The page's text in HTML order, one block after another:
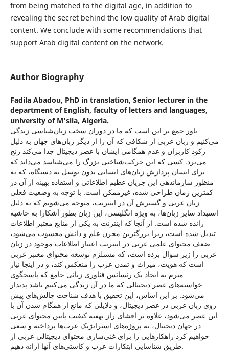
from being matched to the digital age, in addition to
revealing the secret behind the low quality of Arab digital
content. We conclude with some recommendations that
support Arab digital content on the network.
Author Biography
Fadila Abadou, PhD in translation, Senior lecturer in the
department of English, faculty of letters and languages,
university of M’sila, Algeria.
باور جمع بر این است که ما در دوران سخت زبان‌شناسی زندگی
می‌کنیم و زبان عربی از شکافی که آن را از دیگر زبان‌های جهان به دلیل
رکود کاربران و عدم همگامی ایشان با عصر دیجیتال جدا می‌کند رنج
می‌برد. کسی که این حرکت‌شناختی بزرگ را می‌شناسد می‌داند که
برای انسان پردازش زبان‌های انسانی بدون توسل به دستگاه، که به
منظور سازماندهی این جریان عظیم اطلاعاتی و استفاده بهینه از آن در
کمترین زمان طراحی شده، غیرممکن است. با توجه به وضعیت فعلی
زبان عربی و گسترش آن در اینترنت، متوجه ‌می‌شویم که به دلیل
استبداد سایر زبان‌ها، به ویژه انگلیسی، این زبان بطور آشکارا به حاشیه
رانده شده است. از آنجا که اینترنت به یکی از منابع معتبر اطلاعات
تبدیل شده است، زیرا بزرگترین مخزن علم و دانش محسوب می‌شود،
ضعف محتوای علمی عربی در اینترنت اعتبار اطلاعات موجود در زبان
عربی را زیر سوال برده است، که مستلزم توسعه محتوای معتبر عربی
است که هویت، میراث و تمدن عرب را منعکس ‌کند، و در اینجا نیاز
مبرم به ایجاد یک رنسانس فناوری زبانی جامع که پاسخگوی
خواسته‌های عصر دیجیتالی که ما در آن زندگی می‌کنیم باشد پدیدار
می‌شود. بر این اساس، این تحقیق با هدف شناخت چالش‌های پیش
روی زبان عربی در عصر دیجیتال، و دلایلی که مانع از همگام شدن آن با
این عصر می‌شود، علاوه بر افشای راز نهفته کیفیت پایین محتوای عربی
در جهان دیجیتال، به پروژه‌های استراتژیک عرب‌ها پرداخته و سعی
خواهیم کرد راهکارهایی را برای غنی‌سازی محتوای دیجیتالی عربی از
طریق شناسایی ابتکارات عرب و کاستی‌های آنها ارائه دهیم.